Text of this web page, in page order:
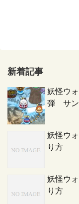
新着記事
妖怪ウ
弾 サン
妖怪ウ
り方
妖怪ウ
り方